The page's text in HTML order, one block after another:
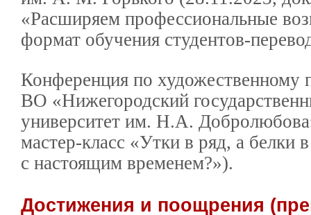
«Расширяем профессиональные
формат обучения студентов-
Конференция по
ВО «Нижегородский
университет им. Н.А.
мастер-класс «Утки в ряд, а белки
с настоящим временем?»).
Достижения и поощрения